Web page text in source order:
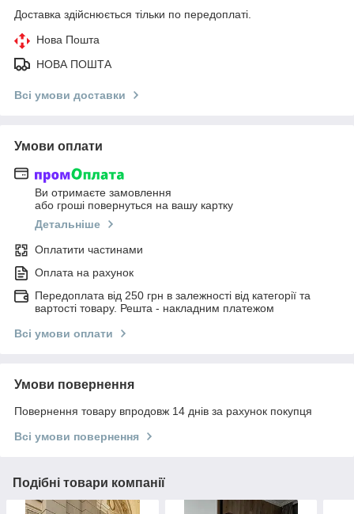
Доставка здійснюється тільки по передоплаті.
Нова Пошта
НОВА ПОШТА
Всі умови доставки
Умови оплати
Ви отримаєте замовлення
або гроші повернуться на вашу картку
Детальніше
Оплатити частинами
Оплата на рахунок
Передоплата від 250 грн в залежності від категорії та
вартості товару. Решта - накладним платежом
Всі умови оплати
Умови повернення
Повернення товару впродовж 14 днів за рахунок покупця
Всі умови повернення
Подібні товари компанії